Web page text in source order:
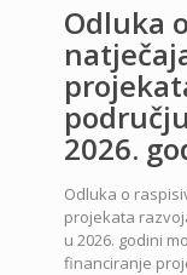
Odluka
2026.
Odluka o
projekata
u 2026. godini
financiranje